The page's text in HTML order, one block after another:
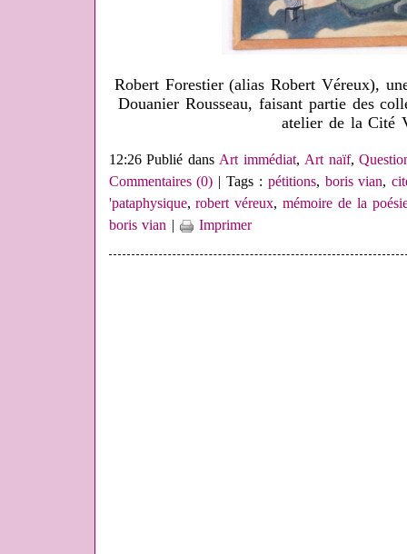
Robert Forestier (alias Robert Véreux),
Douanier Rousseau, faisant partie des
atelier de la Cité
12:26 Publié dansArt immédiat, Art naïf,
Commentaires (0) | Tags : pétitions, boris vian,
'pataphysique,robert véreux,mémoire de la
boris vian | Imprimer